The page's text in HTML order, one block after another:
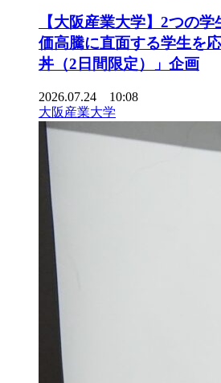
【大阪産業大学】2つの
価高騰に直面する学生を
丼（2日間限定）」企画
2026.07.24 10:08
大阪産業大学